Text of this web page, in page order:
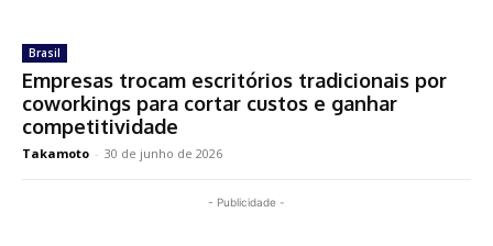
Brasil
Empresas trocam escritórios tradicionais por
coworkings para cortar custos e ganhar
competitividade
Takamoto - 30 de junho de 2026
- Publicidade -